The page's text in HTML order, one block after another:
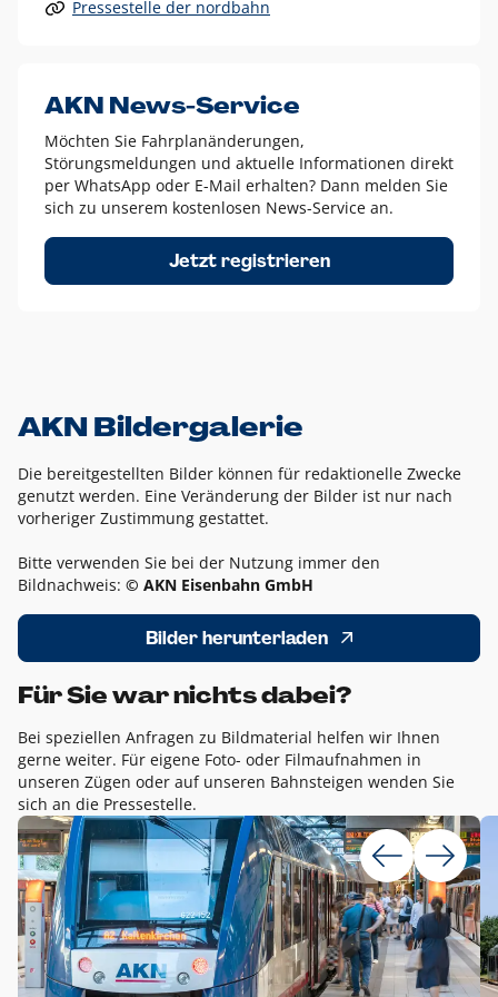
Alle anderen Logo-Varianten dürfen nur in Ausnahmefällen
Diese Ausnahmen sind zum Beispiel:
dem AKN Blau,
weißes Logo auf Fotohintergründen,
schwarzes Logo für reine Schwarz-Weiß-Umsetzungen
Um das Logo herum muss ein Schutzraum von jeweils einer
Höhe bzw. Breite des N aus AKN in alle Richtungen
Pressestelle der nordbahn
AKN News-Service
Möchten Sie Fahrplanänderungen,
Störungsmeldungen und aktuelle Informationen direkt
per WhatsApp oder E-Mail erhalten? Dann melden Sie
sich zu unserem kostenlosen News-Service an.
Jetzt registrieren
AKN Bildergalerie
Die bereitgestellten Bilder können für redaktionelle Zwecke
genutzt werden. Eine Veränderung der Bilder ist nur nach
vorheriger Zustimmung gestattet.
Bitte verwenden Sie bei der Nutzung immer den
Bildnachweis: © AKN Eisenbahn GmbH
Bilder herunterladen
Für Sie war nichts dabei?
Bei speziellen Anfragen zu Bildmaterial helfen wir Ihnen
gerne weiter. Für eigene Foto- oder Filmaufnahmen in
unseren Zügen oder auf unseren Bahnsteigen wenden Sie
sich an die Pressestelle.